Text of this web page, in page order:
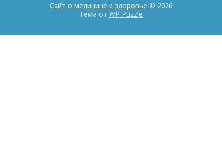
Сайт о медицине и здоровье © 2026
Тема от WP Puzzle